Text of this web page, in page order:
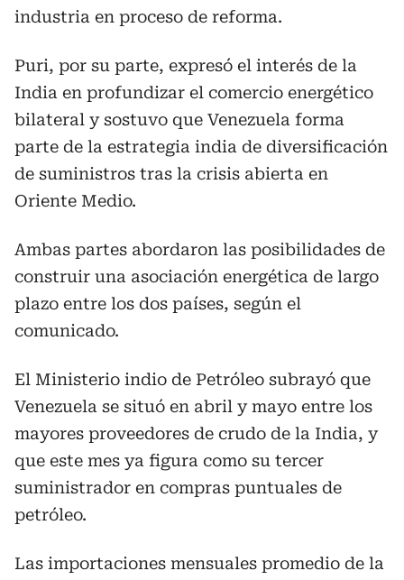
industria en proceso de reforma.
Puri, por su parte, expresó el interés de la
India en profundizar el comercio energético
bilateral y sostuvo que Venezuela forma
parte de la estrategia india de diversificación
de suministros tras la crisis abierta en
Oriente Medio.
Ambas partes abordaron las posibilidades de
construir una asociación energética de largo
plazo entre los dos países, según el
comunicado.
El Ministerio indio de Petróleo subrayó que
Venezuela se situó en abril y mayo entre los
mayores proveedores de crudo de la India, y
que este mes ya figura como su tercer
suministrador en compras puntuales de
petróleo.
Las importaciones mensuales promedio de la